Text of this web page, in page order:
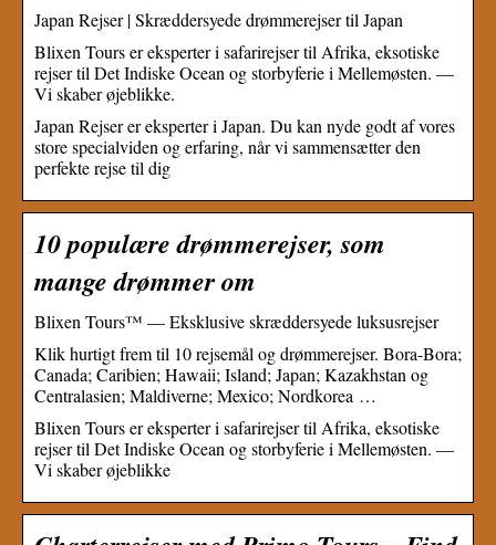
Japan Rejser | Skræddersyede drømmerejser til Japan
Blixen Tours er eksperter i safarirejser til Afrika, eksotiske
rejser til Det Indiske Ocean og storbyferie i Mellemøsten. —
Vi skaber øjeblikke.
Japan Rejser er eksperter i Japan. Du kan nyde godt af vores
store specialviden og erfaring, når vi sammensætter den
perfekte rejse til dig
10 populære drømmerejser, som
mange drømmer om
Blixen Tours™ — Eksklusive skræddersyede luksusrejser
Klik hurtigt frem til 10 rejsemål og drømmerejser. Bora-Bora;
Canada; Caribien; Hawaii; Island; Japan; Kazakhstan og
Centralasien; Maldiverne; Mexico; Nordkorea …
Blixen Tours er eksperter i safarirejser til Afrika, eksotiske
rejser til Det Indiske Ocean og storbyferie i Mellemøsten. —
Vi skaber øjeblikke